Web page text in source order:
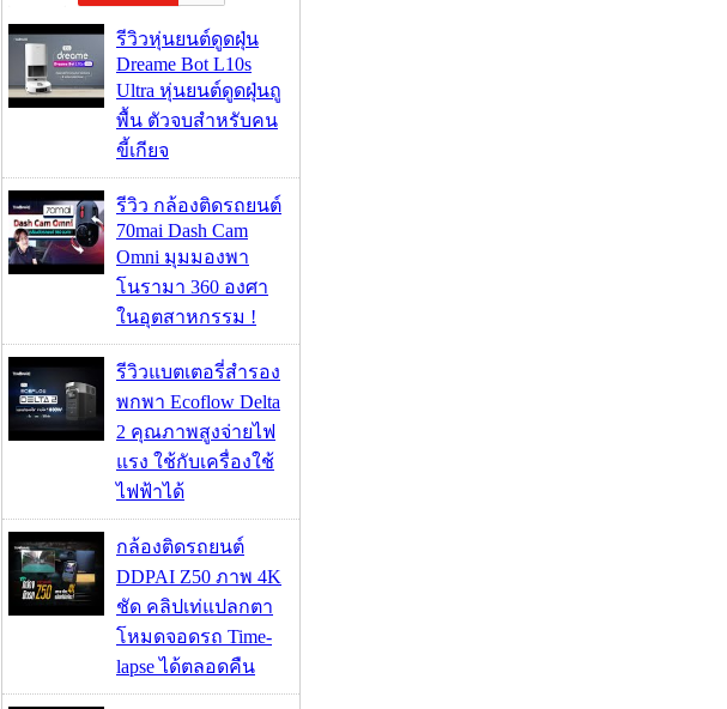
รีวิวหุ่นยนต์ดูดฝุ่น
Dreame Bot L10s
Ultra หุ่นยนต์ดูดฝุ่นถู
พื้น ตัวจบสำหรับคน
ขี้เกียจ
รีวิว กล้องติดรถยนต์
70mai Dash Cam
Omni มุมมองพา
โนรามา 360 องศา
ในอุตสาหกรรม !
รีวิวแบตเตอรี่สำรอง
พกพา Ecoflow Delta
2 คุณภาพสูงจ่ายไฟ
แรง ใช้กับเครื่องใช้
ไฟฟ้าได้
กล้องติดรถยนต์
DDPAI Z50 ภาพ 4K
ชัด คลิปเท่แปลกตา
โหมดจอดรถ Time-
lapse ได้ตลอดคืน